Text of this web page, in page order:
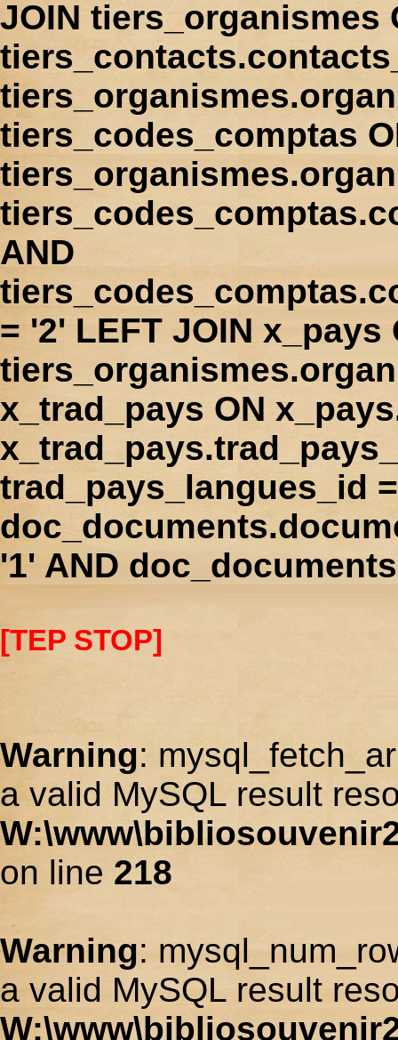
JOIN tiers_organismes
tiers_codes_comptas
AND
= '2' LEFT JOIN
x_trad_pays ON
trad_pays_langues_id
'1' AND
[TEP STOP]
Warning:
a valid MySQL result
on line 218
Warning:
a valid MySQL result